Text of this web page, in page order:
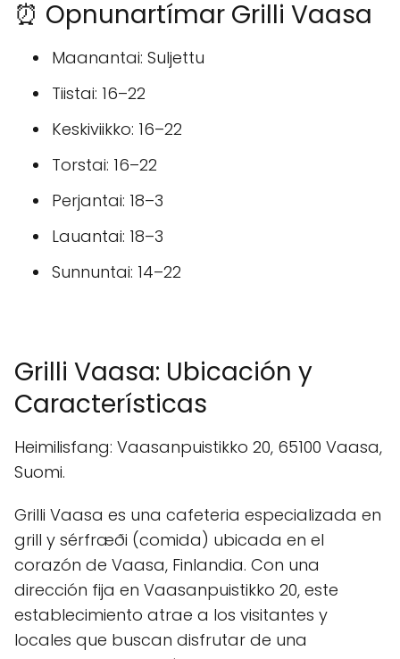
⏰ Opnunartímar Grilli Vaasa
Maanantai: Suljettu
Tiistai: 16–22
Keskiviikko: 16–22
Torstai: 16–22
Perjantai: 18–3
Lauantai: 18–3
Sunnuntai: 14–22
Grilli Vaasa: Ubicación y
Características
Heimilisfang: Vaasanpuistikko 20, 65100 Vaasa,
Suomi.
Grilli Vaasa es una cafeteria especializada en
grill y sérfræði (comida) ubicada en el
corazón de Vaasa, Finlandia. Con una
dirección fija en Vaasanpuistikko 20, este
establecimiento atrae a los visitantes y
locales que buscan disfrutar de una